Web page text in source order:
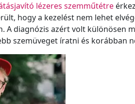
lézeres szemműtétre
hogy a kezelést nem lehet
A diagnózis azért volt különösen
szemüveget íratni és korábban